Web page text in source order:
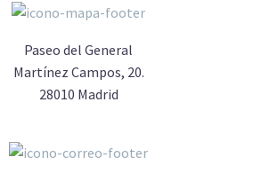
Paseo del General
Martínez Campos, 20.
28010 Madrid